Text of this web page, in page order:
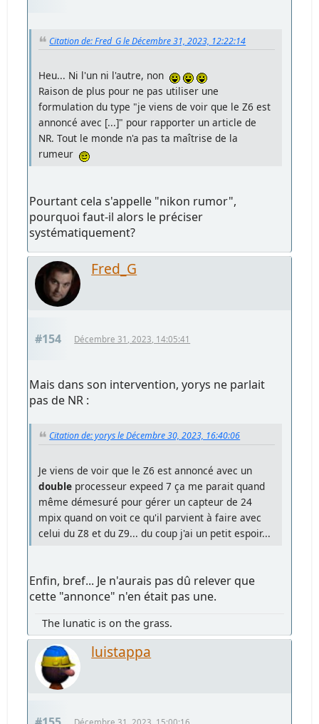
Citation de: Fred_G le Décembre 31, 2023, 12:22:14
Heu... Ni l'un ni l'autre, non
Raison de plus pour ne pas utiliser une
formulation du type "je viens de voir que le Z6 est
annoncé avec [...]" pour rapporter un article de
NR. Tout le monde n'a pas ta maîtrise de la
rumeur
Pourtant cela s'appelle "nikon rumor",
pourquoi faut-il alors le préciser
systématiquement?
Fred_G
#154 Décembre 31, 2023, 14:05:41
Mais dans son intervention, yorys ne parlait
pas de NR :
Citation de: yorys le Décembre 30, 2023, 16:40:06
Je viens de voir que le Z6 est annoncé avec un
double processeur expeed 7 ça me parait quand
même démesuré pour gérer un capteur de 24
mpix quand on voit ce qu'il parvient à faire avec
celui du Z8 et du Z9... du coup j'ai un petit espoir...
Enfin, bref... Je n'aurais pas dû relever que
cette "annonce" n'en était pas une.
The lunatic is on the grass.
luistappa